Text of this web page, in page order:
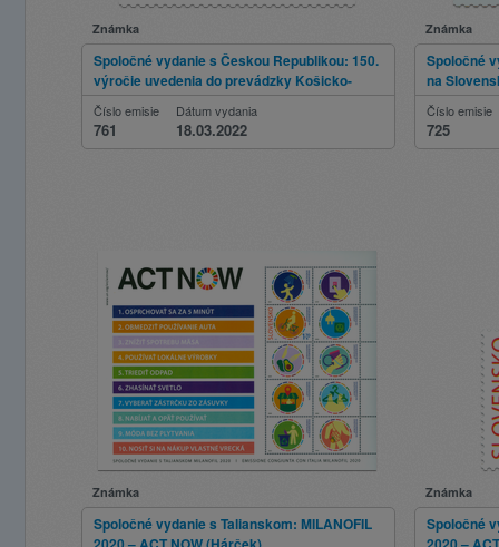
Známka
Spoločné vydanie s Českou Republikou: 150.
výročie uvedenia do prevádzky Košicko-
bohumínskej železnice
Číslo emisie
761
Dátum vydania
18.03.2022
Známka
Spoločné
na
Číslo emisie
725
Známka
Spoločné vydanie s Talianskom: MILANOFIL
Známka
Spoločné